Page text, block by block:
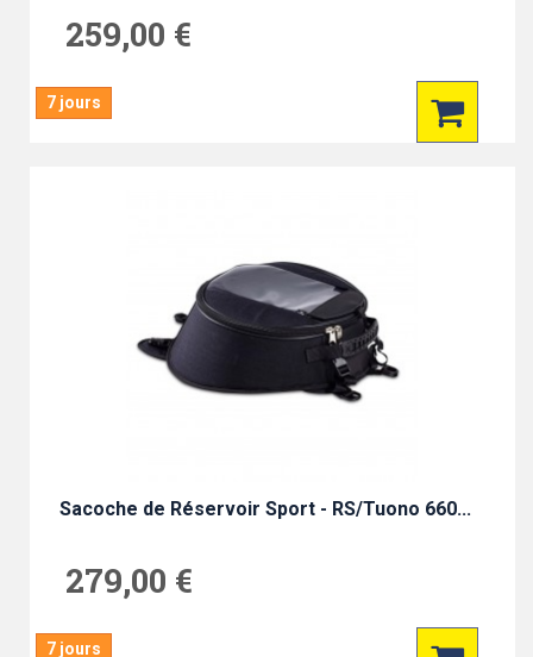
259,00 €
7 jours
Sacoche de Réservoir Sport - RS/Tuono 660...
279,00 €
7 jours